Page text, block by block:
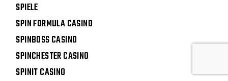
SPIELE
SPIN FORMULA CASINO
SPINBOSS CASINO
SPINCHESTER CASINO
SPINIT CASINO